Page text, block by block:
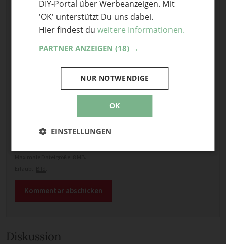
Bild anhängen
Diskussion
DIY-Portal über Werbeanzeigen. Mit
'OK' unterstützt Du uns dabei.
Hier findest du weitere Informationen.
PARTNER ANZEIGEN (18) →
OK
NUR NOTWENDIGE
EINSTELLUNGEN